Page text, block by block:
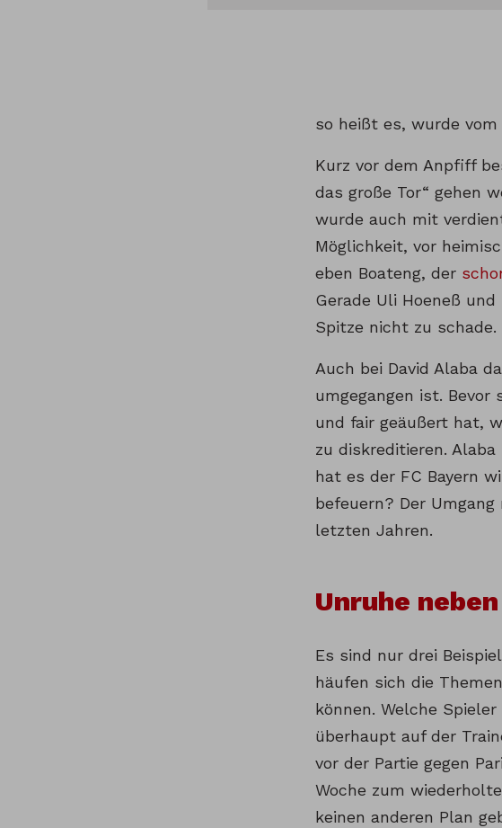
so heißt es, wurde
Kurz vor dem Anpfiff
das große Tor“ gehen
wurde auch mit
Möglichkeit, vor
eben Boateng, der
Gerade Uli Hoeneß
Spitze nicht zu schade.
Auch bei David Alaba
umgegangen ist. Bevor
und fair geäußert hat,
zu diskreditieren.
hat es der FC Bayern
befeuern? Der
letzten Jahren.
Unruhe
Es sind nur drei
häufen sich die
können. Welche
überhaupt auf der
vor der Partie gegen
Woche zum
keinen anderen Plan